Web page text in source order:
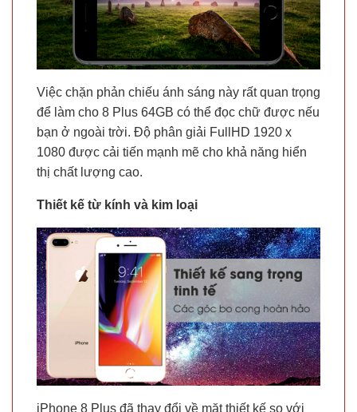
Việc chặn phản chiếu ánh sáng này rất quan trọng
để làm cho 8 Plus 64GB có thể đọc chữ được nếu
bạn ở ngoài trời. Độ phân giải FullHD 1920 x
1080 được cải tiến mạnh mẽ cho khả năng hiển
thị chất lượng cao.
Thiết kế từ kính và kim loại
iPhone 8 Plus đã thay đổi về mặt thiết kế so với